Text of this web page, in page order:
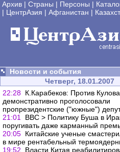
Архив | Страны | Персоны |
| ЦентрАзия | Афганистан |
Новости и события
Четверг, 18.01.2007
22:28 К.Карабеков: Против Кулова
демонстративно проголосовали
пропрезидентские ("южные")
21:01
ВВС > Политику Буша в
поругивать даже карманный
20:05 Китайские ученые
в мире рентабельный
19:52
Власти Китая